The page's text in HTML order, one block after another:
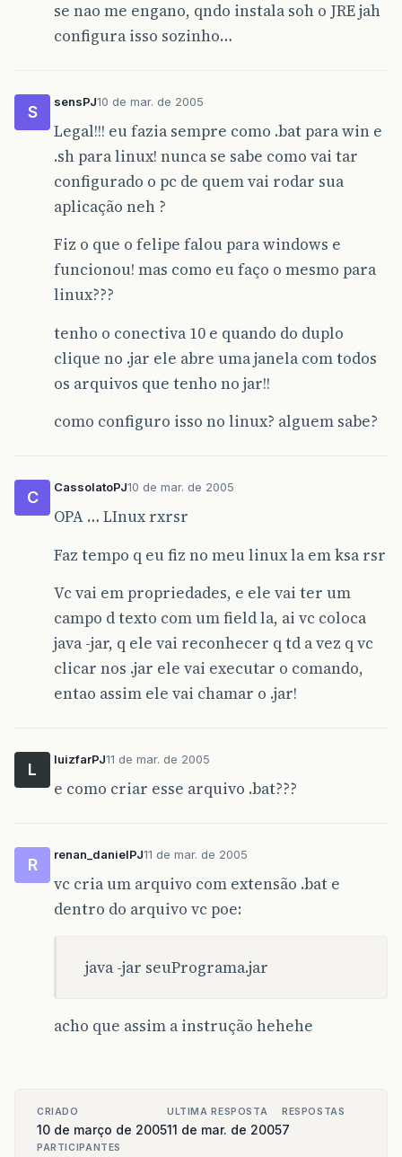
se nao me engano, qndo instala soh o JRE jah
configura isso sozinho…
S
sensPJ10 de mar. de 2005
Legal!!! eu fazia sempre como .bat para win e
.sh para linux! nunca se sabe como vai tar
configurado o pc de quem vai rodar sua
aplicação neh ?
Fiz o que o felipe falou para windows e
funcionou! mas como eu faço o mesmo para
linux???
tenho o conectiva 10 e quando do duplo
clique no .jar ele abre uma janela com todos
os arquivos que tenho no jar!!
como configuro isso no linux? alguem sabe?
C
CassolatoPJ10 de mar. de 2005
OPA … LInux rxrsr
Faz tempo q eu fiz no meu linux la em ksa rsr
Vc vai em propriedades, e ele vai ter um
campo d texto com um field la, ai vc coloca
java -jar, q ele vai reconhecer q td a vez q vc
clicar nos .jar ele vai executar o comando,
entao assim ele vai chamar o .jar!
L
luizfarPJ11 de mar. de 2005
e como criar esse arquivo .bat???
R
renan_danielPJ11 de mar. de 2005
vc cria um arquivo com extensão .bat e
dentro do arquivo vc poe:
java -jar seuPrograma.jar
acho que assim a instrução hehehe
CRIADO
10 de março de 2005
ULTIMA RESPOSTA
11 de mar. de 2005
RESPOSTAS
7
PARTICIPANTES